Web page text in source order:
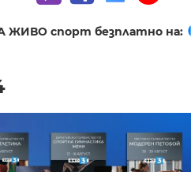
ЖИВО спорт безплатно на: